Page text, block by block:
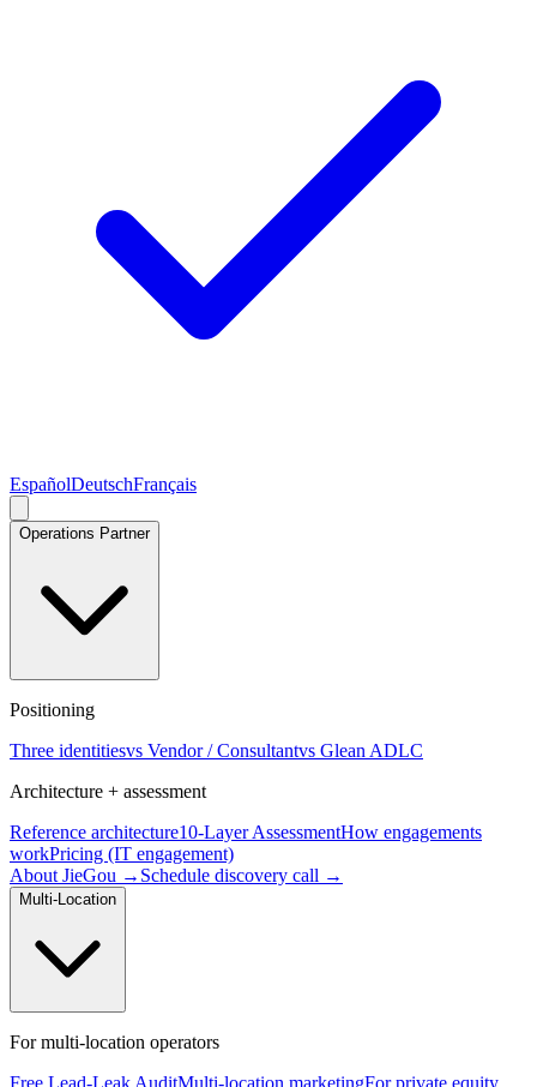
EspañolDeutschFrançais
Operations Partner
Positioning
Three identitiesvs Vendor / Consultantvs Glean ADLC
Architecture + assessment
Reference architecture10-Layer AssessmentHow engagements
workPricing (IT engagement)
About JieGou → Schedule discovery call →
Multi-Location
For multi-location operators
Free Lead-Leak AuditMulti-location marketingFor private equity